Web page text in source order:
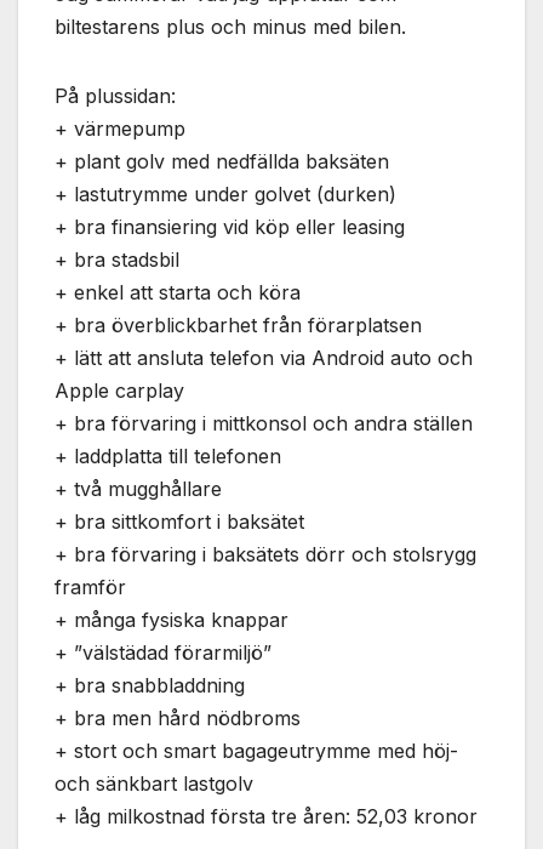
biltestarens plus och minus med bilen.
På plussidan:
+ värmepump
+ plant golv med nedfällda baksäten
+ lastutrymme under golvet (durken)
+ bra finansiering vid köp eller leasing
+ bra stadsbil
+ enkel att starta och köra
+ bra överblickbarhet från förarplatsen
+ lätt att ansluta telefon via Android auto och
Apple carplay
+ bra förvaring i mittkonsol och andra ställen
+ laddplatta till telefonen
+ två mugghållare
+ bra sittkomfort i baksätet
+ bra förvaring i baksätets dörr och stolsrygg
framför
+ många fysiska knappar
+ ”välstädad förarmiljö”
+ bra snabbladdning
+ bra men hård nödbroms
+ stort och smart bagageutrymme med höj-
och sänkbart lastgolv
+ låg milkostnad första tre åren: 52,03 kronor